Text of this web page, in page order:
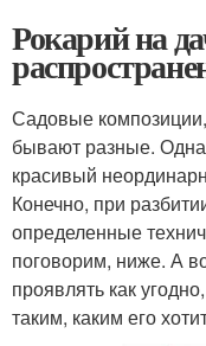
Рокарий на
Садовые
бывают разные.
красивый
Конечно, при
определенные
поговорим, ниже. А
проявлять как
таким, каким его